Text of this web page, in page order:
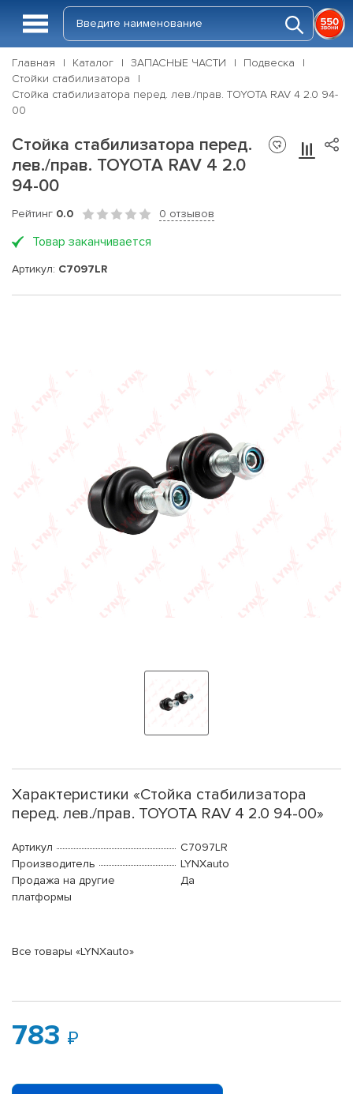
Главная Каталог ЗАПАСНЫЕ ЧАСТИ
Подвеска
Стойки стабилизатора
Стойка стабилизатора перед. лев./прав. TOYOTA RAV 4 2.0 94-
00
Стойка стабилизатора перед.
лев./прав. TOYOTA RAV 4 2.0
94-00
Рейтинг 0.0 0 отзывов
Товар заканчивается
Артикул: C7097LR
Характеристики «Стойка стабилизатора
перед. лев./прав. TOYOTA RAV 4 2.0 94-00»
Артикул
C7097LR
Производитель
LYNXauto
Продажа на другие
платформы
Да
Все товары «LYNXauto»
783